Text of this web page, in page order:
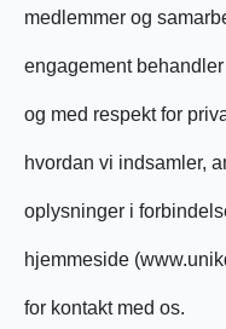
medlemmer og
engagement
og med respekt for
hvordan vi indsamler,
oplysninger i
hjemmeside
for kontakt med os.